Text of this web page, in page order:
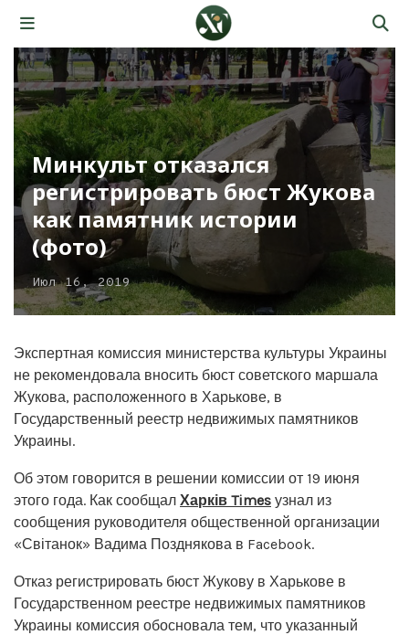
Минкульт отказался
регистрировать бюст Жукова
как памятник истории
(фото)
Июл 16, 2019
Экспертная комиссия министерства культуры Украины
не рекомендовала вносить бюст советского маршала
Жукова, расположенного в Харькове, в
Государственный реестр недвижимых памятников
Украины.
Об этом говорится в решении комиссии от 19 июня
этого года. Как сообщал Харків Times узнал из
сообщения руководителя общественной организации
«Світанок» Вадима Позднякова в Facebook.
Отказ регистрировать бюст Жукову в Харькове в
Государственном реестре недвижимых памятников
Украины комиссия обосновала тем, что указанный